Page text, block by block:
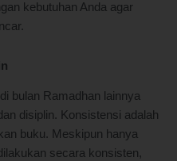
kebutuhan Anda agar
bulan Ramadhan lainnya
disiplin. Konsistensi adalah
buku. Meskipun hanya
secara konsisten,